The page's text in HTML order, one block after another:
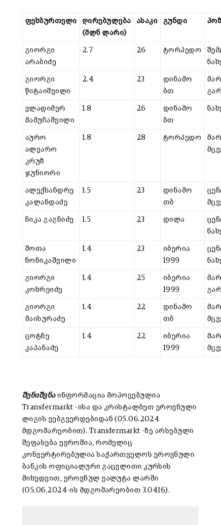
ფეხბურთელი
ღირებულება
(მლნ ლარი)
ასაკი გუნდი
გიორგი
არაბიძე
2.7 26 ტორპედო
გიორგი
წიტაიშვილი
2.4 23
დინამო
ბთ
ვლადიმერ
მამუჩაშვილი
1.8 26
დინამო
ბთ
აურო
ალვარო
კრუზ
ჯუნიორი
1.8 28 ტორპედო
ალექსანდრე
კალანდაძე
1.5 23
დინამო
თბ
ნიკა გაგნიძე 1.5 23 დილა
შოთა
ნონიკაშვილი
1.4 23
იბერია
1999
გიორგი
კოხრეიძე
1.4 25
იბერია
1999
გიორგი
მაისურაძე
1.4 22
დინამო
თბ
ცოტნე
კაპანაძე
1.4 22
იბერია
1999
შენიშვნაინფორმაცია მოპოვებულია
Transfermarkt -ისა და კრისტალბეთ ეროვნული
ლიგის ვებგვერდებიდან (05.06.2024
მდგომარეობით). Transfermarkt -ზე არსებული
შეფასება ევროშია, რომელიც
კონვერტირებულია საქართველოს ეროვნული
ბანკის ოფიციალური გაცვლითი კურსის
მიხედვით, ეროვნულ ვალუტა ლარში
(05.06.2024-ის მდგომარეობით 3.0416).